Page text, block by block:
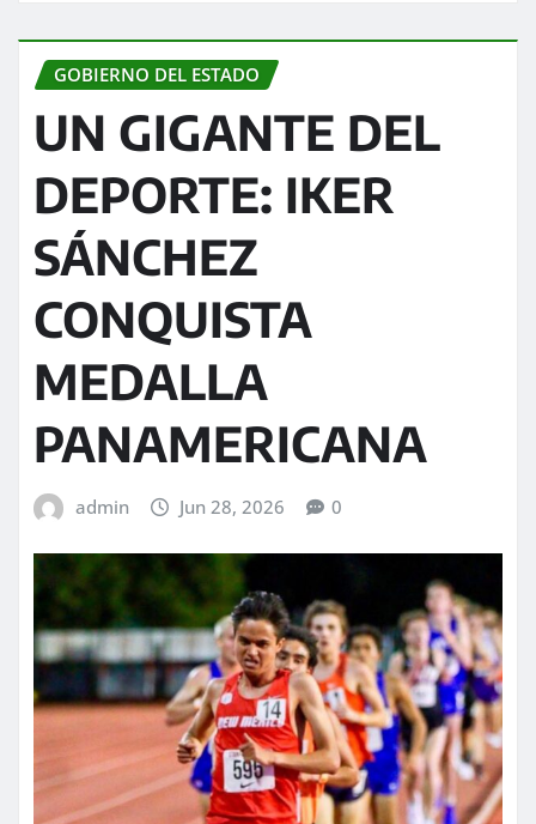
GOBIERNO DEL ESTADO
UN GIGANTE DEL
DEPORTE: IKER
SÁNCHEZ
CONQUISTA
MEDALLA
PANAMERICANA
admin Jun 28, 2026 0